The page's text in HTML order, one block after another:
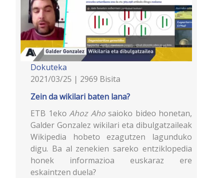
Dokuteka
2021/03/25 | 2969 Bisita
Zein da wikilari baten lana?
ETB 1eko Ahoz Ahosaioko bideo honetan,
Galder Gonzalez wikilari eta dibulgatzaileak
Wikipedia hobeto ezagutzen lagunduko
digu. Ba al zenekien sareko entziklopedia
honek informazioa euskaraz ere
eskaintzen duela?